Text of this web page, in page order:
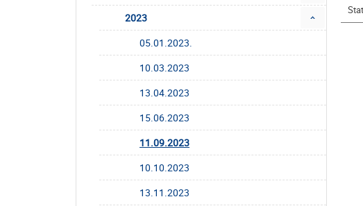
2023
05.01.2023.
10.03.2023
13.04.2023
15.06.2023
11.09.2023
10.10.2023
13.11.2023